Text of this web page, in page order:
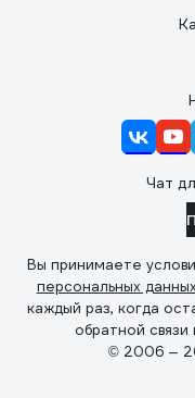
Чат
Вы принимаете
персональных данных
каждый раз, когда
обратной
© 2006 —